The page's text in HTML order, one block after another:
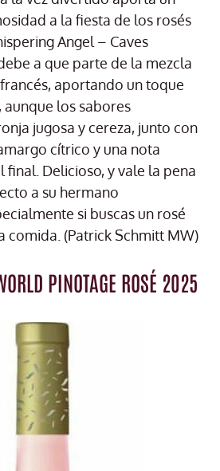
a la fiesta de los rosés
Angel – Caves
a que parte de la mezcla
aportando un toque
los sabores
jugosa y cereza, junto con
cítrico y una nota
final. Delicioso, y vale la pena
a su hermano
si buscas un rosé
comida. (Patrick Schmitt MW)
PINOTAGE ROSÉ 2025